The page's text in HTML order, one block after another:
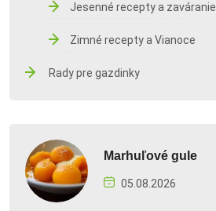
Jesenné recepty a zaváranie
Zimné recepty a Vianoce
Rady pre gazdinky
Marhuľové gule
05.08.2026